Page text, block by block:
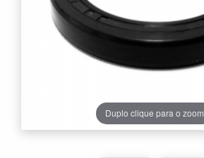
Duplo clique para o zoom